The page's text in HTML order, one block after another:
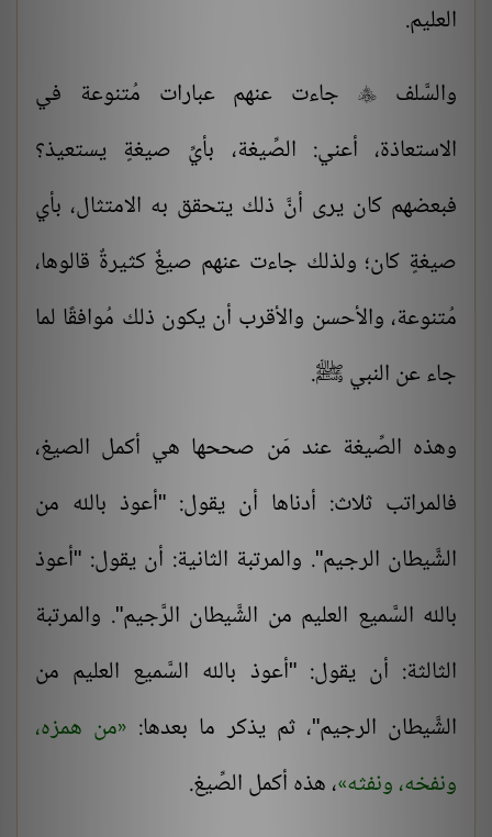
العليم.
والسَّلف
جاءت عنهم عبارات مُتنوعة في
الاستعاذة، أعني: الصِّيغة، بأيِّ صيغةٍ يستعيذ؟
فبعضهم كان يرى أنَّ ذلك يتحقق به الامتثال، بأي
صيغةٍ كان؛ ولذلك جاءت عنهم صيغٌ كثيرةٌ قالوها،
مُتنوعة، والأحسن والأقرب أن يكون ذلك مُوافقًا لما
جاء عن النبي ﷺ.
وهذه الصِّيغة عند مَن صححها هي أكمل الصيغ،
فالمراتب ثلاث: أدناها أن يقول: "أعوذ بالله من
الشَّيطان الرجيم". والمرتبة الثانية: أن يقول: "أعوذ
بالله السَّميع العليم من الشَّيطان الرَّجيم". والمرتبة
الثالثة: أن يقول: "أعوذ بالله السَّميع العليم من
الشَّيطان الرجيم"، ثم يذكر ما بعدها: من همزه،
ونفخه، ونفثه ، هذه أكمل الصِّيغ.